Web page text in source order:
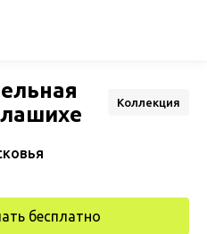
Коллекция
бесплатно